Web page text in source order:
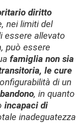
diritto
nei limiti del
essere allevato
può essere
famiglia non sia
le cure
di un
, in quanto
incapaci di
inadeguatezza